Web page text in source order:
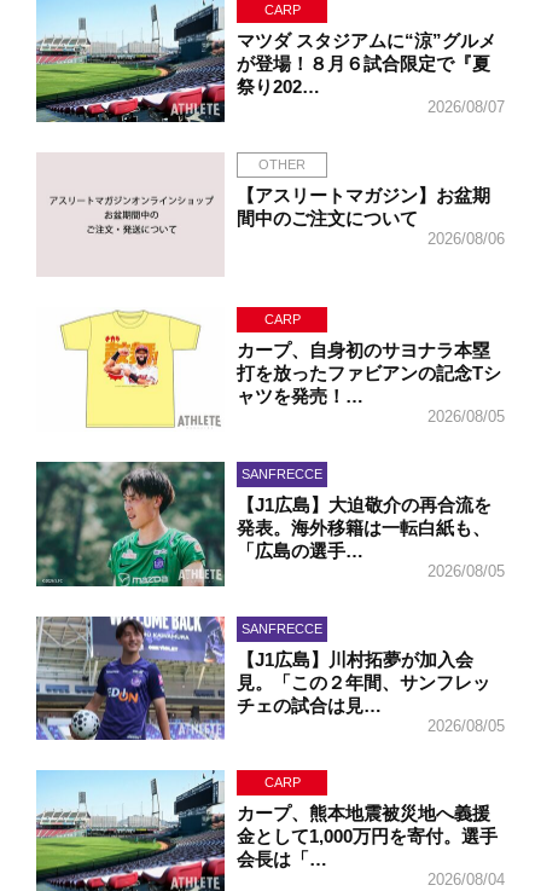
CARP
マツダ スタジアムに“涼”グルメ
が登場！８月６試合限定で『夏
祭り202…
2026/08/07
OTHER
【アスリートマガジン】お盆期
間中のご注文について
2026/08/06
CARP
カープ、自身初のサヨナラ本塁
打を放ったファビアンの記念Tシ
ャツを発売！…
2026/08/05
SANFRECCE
【J1広島】大迫敬介の再合流を
発表。海外移籍は一転白紙も、
「広島の選手…
2026/08/05
SANFRECCE
【J1広島】川村拓夢が加入会
見。「この２年間、サンフレッ
チェの試合は見…
2026/08/05
CARP
カープ、熊本地震被災地へ義援
金として1,000万円を寄付。選手
会長は「…
2026/08/04